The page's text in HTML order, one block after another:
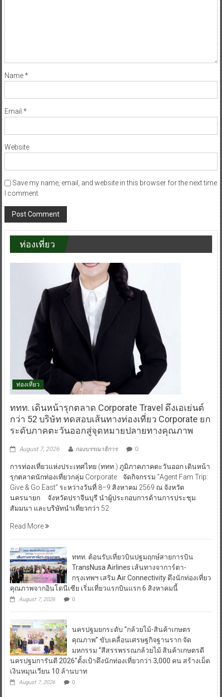
Name*
Email *
Website
Save my name, email, and website in this browser for the next time
I comment.
ท่องเที่ยว
ท่องเที่ยว
ททท. เดินหน้ารุกตลาด Corporate Travel ดึงเอเย่นต์
กว่า 52 บริษัท ทดสอบเส้นทางท่องเที่ยว Corporate ยก
ระดับภาคตะวันออกสู่จุดหมายปลายทางคุณภาพ
August 7, 2026 กองบรรณาธิการ 0
การท่องเที่ยวแห่งประเทศไทย (ททท.) ภูมิภาคภาคตะวันออก เดินหน้า
รุกตลาดนักท่องเที่ยวกลุ่ม Corporate จัดกิจกรรม “Agent Fam Trip:
Give & Go East” ระหว่างวันที่ 8–9 สิงหาคม 2569 ณ จังหวัด
นครนายก จังหวัดปราจีนบุรี นำผู้ประกอบการด้านการประชุม
สัมมนา และบริษัทนำเที่ยวกว่า 52
Read More
ททท. ต้อนรับเที่ยวบินปฐมฤกษ์สายการบิน
TransNusa Airlines เส้นทางจาการ์ตา-
กรุงเทพฯ เสริม Air Connectivity ดึงนักท่องเที่ยว
คุณภาพจากอินโดนีเซีย เริ่มเที่ยวแรกบินแรก 6 สิงหาคมนี้
August 7, 2026 0
นครปฐมยกระดับ “กล้วยไม้-สินค้าเกษตร
คุณภาพ” ขับเคลื่อนเศรษฐกิจฐานราก จัด
มหกรรม “สีสรรพรรณกล้วยไม้ สินค้าเกษตรดี
นครปฐมการันตี 2026″ตั้งเป้าดึงนักท่องเที่ยวกว่า 3,000 คน สร้างเม็ด
เงินหมุนเวียน 10 ล้านบาท
August 7, 2026 0